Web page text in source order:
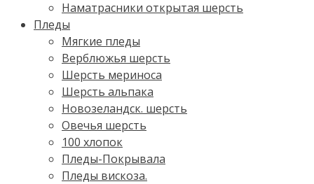
Наматрасники открытая шерсть
Пледы
Мягкие пледы
Верблюжья шерсть
Шерсть мериноса
Шерсть альпака
Новозеландск. шерсть
Овечья шерсть
100 хлопок
Пледы-Покрывала
Пледы вискоза.